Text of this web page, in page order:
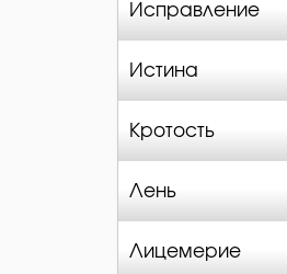
Исправление
Истина
Кротость
Лень
Лицемерие